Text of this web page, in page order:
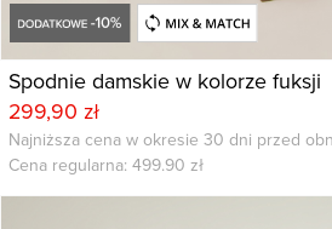
Spodnie damskie w kolorze fuksji
299,90 zł
Najniższa cena w okresie 30 dni przed
Cena regularna: 499.90 zł